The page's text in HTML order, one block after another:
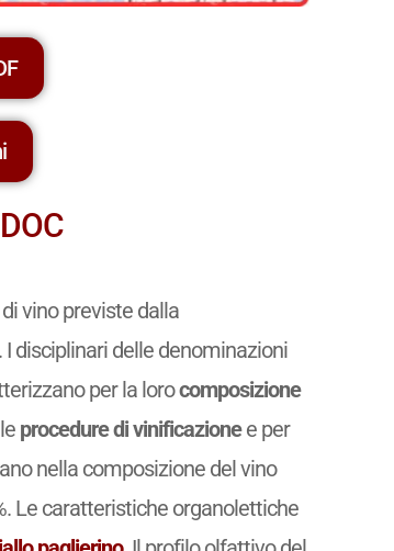
vino previste dalla
disciplinari delle denominazioni
per la lorocomposizione
procedure di vinificazionee per
nella composizione del vino
Le caratteristiche organolettiche